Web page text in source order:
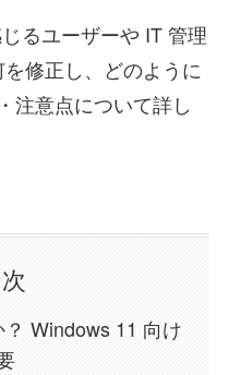
るユーザーや IT 管理
修正し、どのように
注意点について詳し
Windows 11 向け